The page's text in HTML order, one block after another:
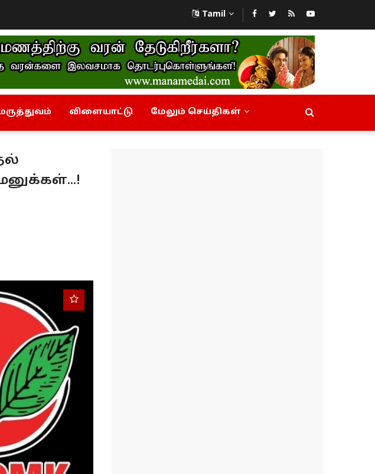
Tamil
விளையாட்டு மேலும் செய்திகள்